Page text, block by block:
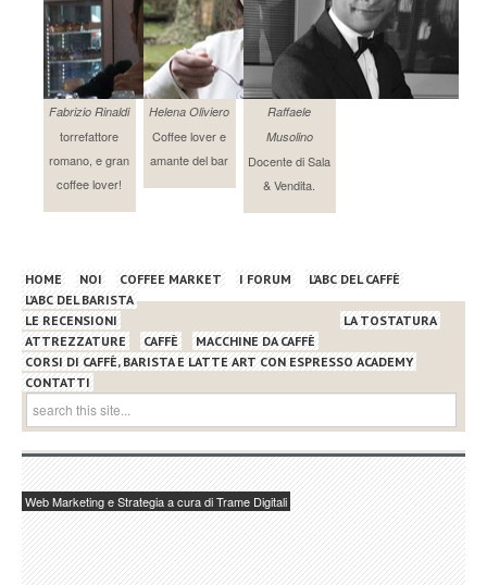
Fabrizio Rinaldi
torrefattore
romano, e gran
coffee lover!
Helena Oliviero
Coffee lover e
amante del bar
Raffaele
Musolino
Docente di Sala
& Vendita.
HOME NOI COFFEE MARKET I FORUM
L’ABC DEL CAFFÈ
L’ABC DEL BARISTA
LE RECENSIONI
ATTREZZATURE
CAFFÈ MACCHINE DA CAFFÈ
LA TOSTATURA
CORSI DI CAFFÈ, BARISTA E LATTE ART CON ESPRESSO ACADEMY
CONTATTI
Web Marketing e Strategia a cura di Trame Digitali